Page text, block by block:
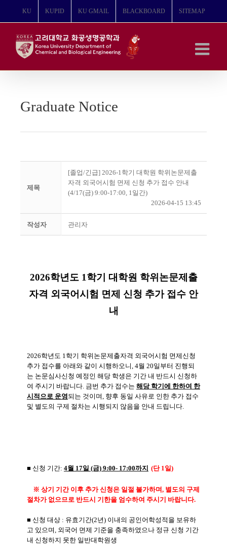
뛰
KU KUPID KU GMAIL BLACKBOARD SITEMAP
Graduate Notice
제목
[졸업/긴급] 2026-1학기 대학원 학위논문제출
자격 외국어시험 면제 신청 추가 접수 안내
(4/17(금) 9:00-17:00, 1일간)
2026-04-15 13:45
작성자 관리자
2026학년도 1학기 대학원 학위논문제출
자격 외국어시험 면제 신청 추가 접수 안
내
2026학년도 1학기 학위논문제출자격 외국어시험 면제신청
추가 접수를 아래와 같이 시행하오니, 4월 20일부터 진행되
는 논문심사신청 예정인 해당 학생은 기간 내 반드시 신청하
여 주시기 바랍니다. 금번 추가 접수는 해당 학기에 한하여 한
시적으로 운영되는 것이며, 향후 동일 사유로 인한 추가 접수
및 별도의 구제 절차는 시행되지 않음을 안내 드립니다.
■ 신청 기간: 4월 17일 (금) 9:00- 17:00까지 (단 1일)
※ 상기 기간 이후 추가 신청은 일절 불가하며, 별도의 구제
절차가 없으므로 반드시 기한을 엄수하여 주시기 바랍니다.
■ 신청 대상 : 유효기간(2년) 이내의 공인어학성적을 보유하
고 있으며, 외국어 면제 기준을 충족하였으나 정규 신청 기간
내 신청하지 못한 일반대학원생